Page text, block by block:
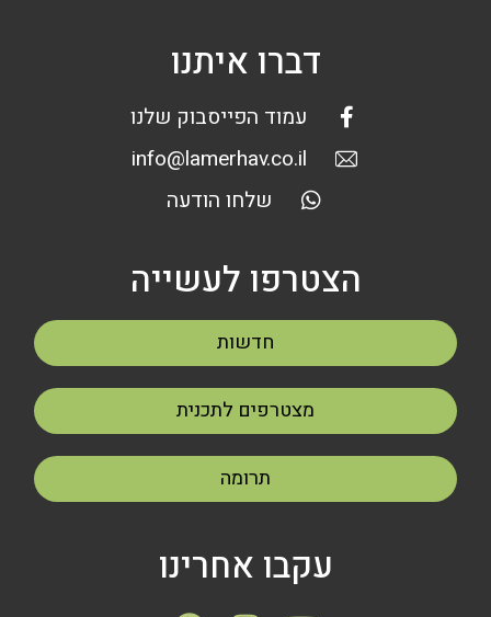
דברו איתנו
עמוד הפייסבוק שלנו
info@lamerhav.co.il
שלחו הודעה
הצטרפו לעשייה
חדשות
מצטרפים לתכנית
תרומה
עקבו אחרינו